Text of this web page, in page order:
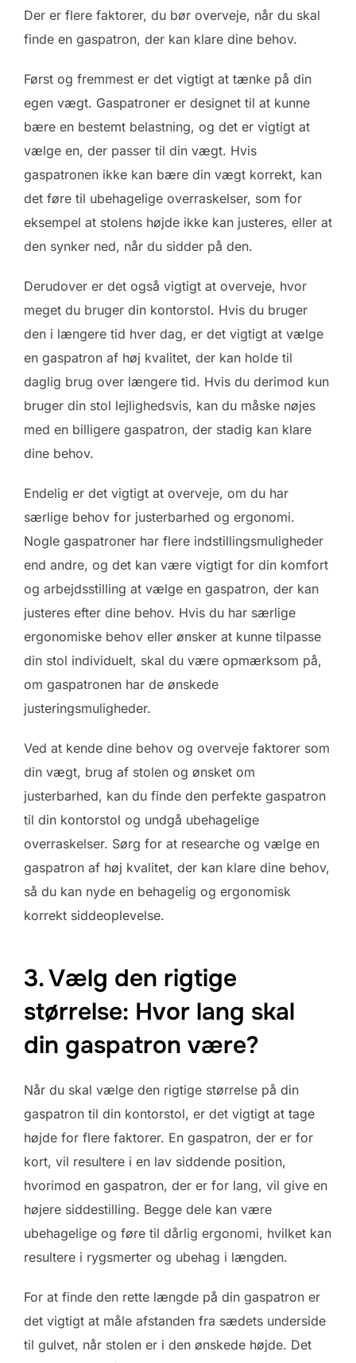
Der er flere faktorer, du bør overveje, når du skal
finde en gaspatron, der kan klare dine behov.
Først og fremmest er det vigtigt at tænke på din
egen vægt. Gaspatroner er designet til at kunne
bære en bestemt belastning, og det er vigtigt at
vælge en, der passer til din vægt. Hvis
gaspatronen ikke kan bære din vægt korrekt, kan
det føre til ubehagelige overraskelser, som for
eksempel at stolens højde ikke kan justeres, eller at
den synker ned, når du sidder på den.
Derudover er det også vigtigt at overveje, hvor
meget du bruger din kontorstol. Hvis du bruger
den i længere tid hver dag, er det vigtigt at vælge
en gaspatron af høj kvalitet, der kan holde til
daglig brug over længere tid. Hvis du derimod kun
bruger din stol lejlighedsvis, kan du måske nøjes
med en billigere gaspatron, der stadig kan klare
dine behov.
Endelig er det vigtigt at overveje, om du har
særlige behov for justerbarhed og ergonomi.
Nogle gaspatroner har flere indstillingsmuligheder
end andre, og det kan være vigtigt for din komfort
og arbejdsstilling at vælge en gaspatron, der kan
justeres efter dine behov. Hvis du har særlige
ergonomiske behov eller ønsker at kunne tilpasse
din stol individuelt, skal du være opmærksom på,
om gaspatronen har de ønskede
justeringsmuligheder.
Ved at kende dine behov og overveje faktorer som
din vægt, brug af stolen og ønsket om
justerbarhed, kan du finde den perfekte gaspatron
til din kontorstol og undgå ubehagelige
overraskelser. Sørg for at researche og vælge en
gaspatron af høj kvalitet, der kan klare dine behov,
så du kan nyde en behagelig og ergonomisk
korrekt siddeoplevelse.
3. Vælg den rigtige
størrelse: Hvor lang skal
din gaspatron være?
Når du skal vælge den rigtige størrelse på din
gaspatron til din kontorstol, er det vigtigt at tage
højde for flere faktorer. En gaspatron, der er for
kort, vil resultere i en lav siddende position,
hvorimod en gaspatron, der er for lang, vil give en
højere siddestilling. Begge dele kan være
ubehagelige og føre til dårlig ergonomi, hvilket kan
resultere i rygsmerter og ubehag i længden.
For at finde den rette længde på din gaspatron er
det vigtigt at måle afstanden fra sædets underside
til gulvet, når stolen er i den ønskede højde. Det